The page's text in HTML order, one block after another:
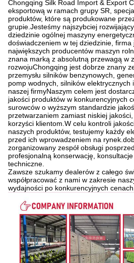
Chongqing Silk Road Import & Export
eksportową w ramach grupy SR,
produktów, które są produkowane
grupie.Jesteśmy najszybciej
dziedzinie ogólnej maszyny
doświadczeniem w tej dziedzinie, firma
największych producentów maszyn
znana marką z absolutną przewagą w
rozwojuChongqing jest dobrze znany
przemysłu silników benzynowych,
pomp wodnych, silników elektrycznych
naszej firmyNaszym celem jest
jakości produktów w konkurencyjnych
surowców o wyższym standardzie
przetwarzaniem zamiast niskiej
korzyści klientom.W celu kontroli
naszych produktów, testujemy każdy
przed ich wprowadzeniem na
zorganizowany zespół obsługi
profesjonalną konserwację,
techniczne.
Zawsze szukamy dealerów z całego
współpracować z nami w zakresie
wydajności po konkurencyjnych cenach.